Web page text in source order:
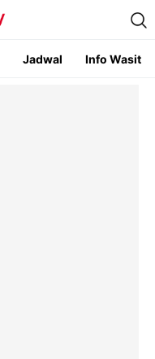
Jadwal Info Wasit